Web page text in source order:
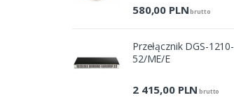
580,00 PLNbrutto
Przełącznik DGS-1210-
52/ME/E
2 415,00 PLN brutto